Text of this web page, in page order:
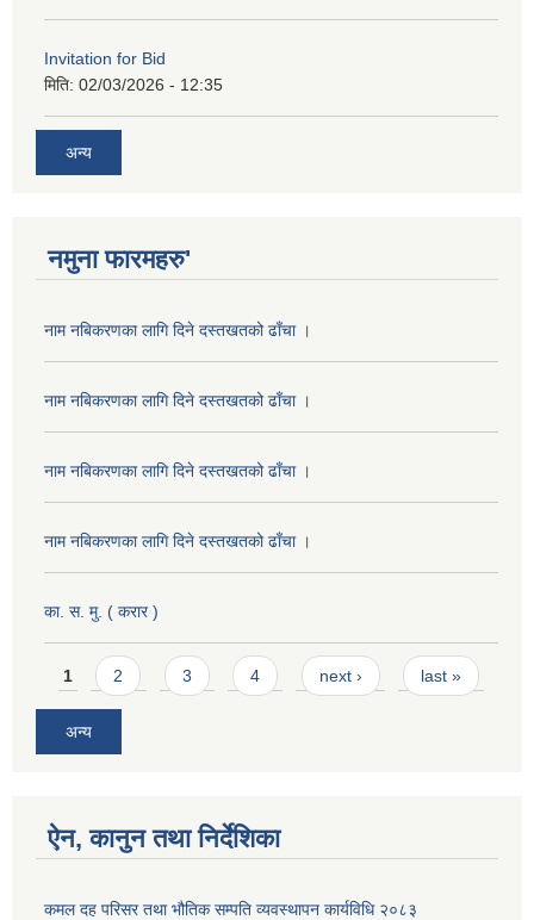
Invitation for Bid
मिति: 02/03/2026 - 12:35
अन्य
नमुना फारमहरु'
नाम नबिकरणका लागि दिने दस्तखतको ढाँचा ।
नाम नबिकरणका लागि दिने दस्तखतको ढाँचा ।
नाम नबिकरणका लागि दिने दस्तखतको ढाँचा ।
नाम नबिकरणका लागि दिने दस्तखतको ढाँचा ।
का. स. मु. ( करार )
Pages
1 2 3 4 next › last »
अन्य
ऐन, कानुन तथा निर्देशिका
कमल दह परिसर तथा भौतिक सम्पति व्यवस्थापन कार्यविधि २०८३